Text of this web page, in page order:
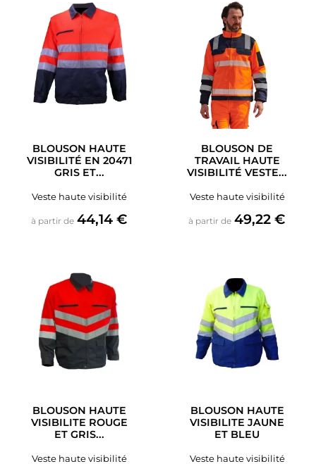
BLOUSON HAUTE
VISIBILITÉ EN 20471
GRIS ET...
Veste haute visibilité
à partir de Prix
44,14 €
BLOUSON DE
TRAVAIL HAUTE
VISIBILITÉ VESTE...
Veste haute visibilité
à partir de Prix
49,22 €
BLOUSON HAUTE
VISIBILITE ROUGE
ET GRIS...
Veste haute visibilité
BLOUSON HAUTE
VISIBILITE JAUNE
ET BLEU
Veste haute visibilité